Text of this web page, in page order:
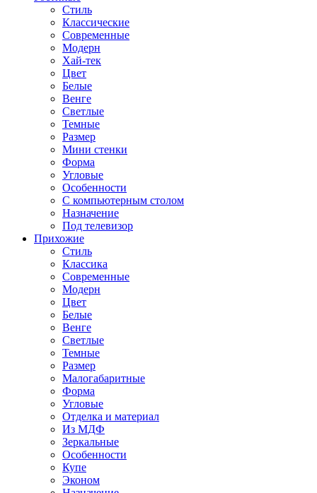
Стиль
Классические
Современные
Модерн
Хай-тек
Цвет
Белые
Венге
Светлые
Темные
Размер
Мини стенки
Форма
Угловые
Особенности
С компьютерным столом
Назначение
Под телевизор
Прихожие
Стиль
Классика
Современные
Модерн
Цвет
Белые
Венге
Светлые
Темные
Размер
Малогабаритные
Форма
Угловые
Отделка и материал
Из МДФ
Зеркальные
Особенности
Купе
Эконом